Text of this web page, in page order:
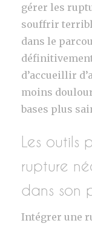
gérer les
souffrir
dans le
d’accueillir
moins
bases plus
Les outils
rupture
dans son
Intégrer une